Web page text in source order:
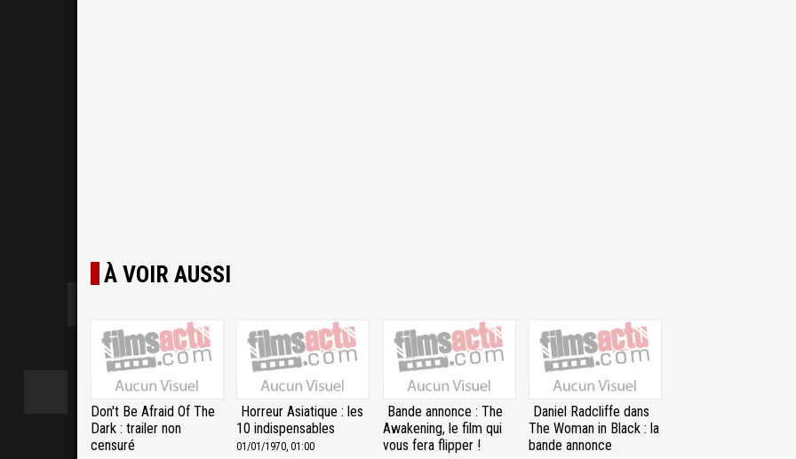
À VOIR AUSSI
Don't Be Afraid Of The
Dark : trailer non
censuré
Horreur Asiatique : les
10 indispensables
01/01/1970, 01:00
Bande annonce : The
Awakening, le film qui
vous fera flipper !
Daniel Radcliffe dans
The Woman in Black : la
bande annonce